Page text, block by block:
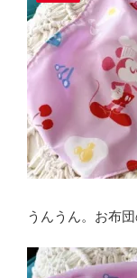
うんうん。お布